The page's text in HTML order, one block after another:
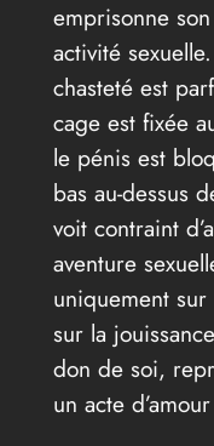
emprisonne
activité
chasteté est
cage est fixée
le pénis est
bas au-dessus
voit contraint
aventure
uniquement
sur la
don de soi,
un acte